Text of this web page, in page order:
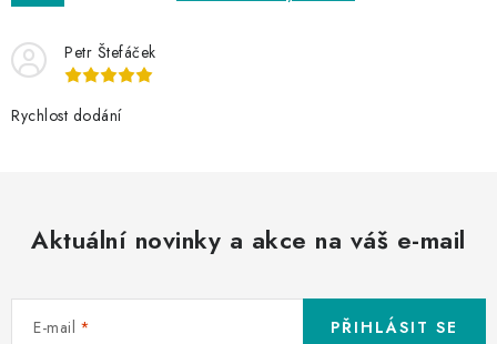
Petr Štefáček
Rychlost dodání
Aktuální novinky a akce na váš e-mail
E-mail PŘIHLÁSIT SE